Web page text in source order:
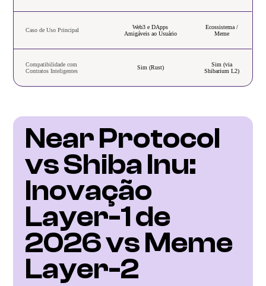
Caso de Uso Principal
Web3 e DApps
Amigáveis ao Usuário
Ecossistema /
Meme
Compatibilidade com
Contratos Inteligentes
Sim (Rust)
Sim (via
Shibarium L2)
Near Protocol
vs Shiba Inu:
Inovação
Layer-1 de
2026 vs Meme
Layer-2